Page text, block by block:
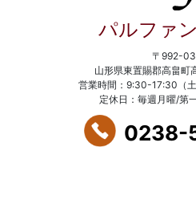
パルファ
〒992-
山形県東置賜郡高畠町
営業時間：9:30-17:30（土
定休日：毎週月曜/第
0238-